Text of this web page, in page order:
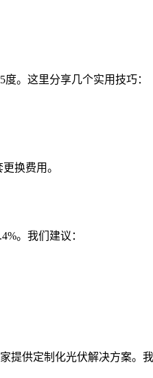
。这里分享几个实用技巧：
换费用。
。我们建议：
提供定制化光伏解决方案。